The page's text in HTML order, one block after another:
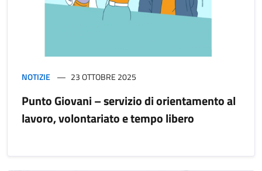
NOTIZIE 23 OTTOBRE 2025
Punto Giovani – servizio di orientamento al
lavoro, volontariato e tempo libero